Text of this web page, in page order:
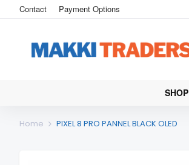
Contact Payment Options
SHOP
Home PIXEL 8 PRO PANNEL BLACK OLED